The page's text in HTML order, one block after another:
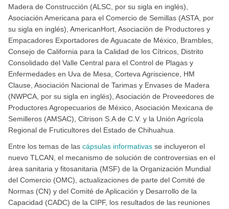
Madera de Construcción (ALSC, por su sigla en inglés),
Asociación Americana para el Comercio de Semillas (ASTA, por
su sigla en inglés), AmericanHort, Asociación de Productores y
Empacadores Exportadores de Aguacate de México, Brambles,
Consejo de California para la Calidad de los Cítricos, Distrito
Consolidado del Valle Central para el Control de Plagas y
Enfermedades en Uva de Mesa, Corteva Agriscience, HM
Clause, Asociación Nacional de Tarimas y Envases de Madera
(NWPCA, por su sigla en inglés), Asociación de Proveedores de
Productores Agropecuarios de México, Asociación Mexicana de
Semilleros (AMSAC), Citrison S.A de C.V. y la Unión Agrícola
Regional de Fruticultores del Estado de Chihuahua.
Entre los temas de las cápsulas informativas se incluyeron el
nuevo TLCAN, el mecanismo de solución de controversias en el
área sanitaria y fitosanitaria (MSF) de la Organización Mundial
del Comercio (OMC), actualizaciones de parte del Comité de
Normas (CN) y del Comité de Aplicación y Desarrollo de la
Capacidad (CADC) de la CIPF, los resultados de las reuniones